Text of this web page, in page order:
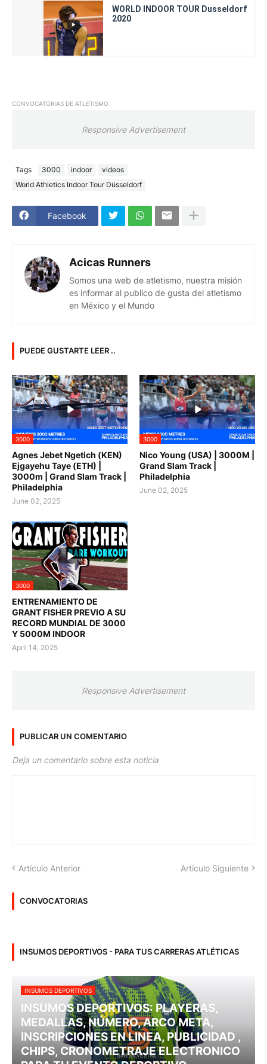
WORLD INDOOR TOUR Dusseldorf
2020
CONVOCATORIAS DE ATLETISMO
Responsive Advertisement
Tags 3000 indoor
videos
World Athletics Indoor Tour Düsseldorf
Facebook
Acicas Runners
Somos una web de atletismo, nuestra misión
es informar al publico de gusta del atletismo
en México y el Mundo
PUEDE GUSTARTE LEER ..
3000
Agnes Jebet Ngetich (KEN)
Ejgayehu Taye (ETH) |
3000m | Grand Slam Track |
Philadelphia
June 02, 2025
3000
Nico Young (USA) | 3000M |
Grand Slam Track |
Philadelphia
June 02, 2025
3000
ENTRENAMIENTO DE
GRANT FISHER PREVIO A SU
RECORD MUNDIAL DE 3000
Y 5000M INDOOR
April 14, 2025
Responsive Advertisement
PUBLICAR UN COMENTARIO
Deja un comentario sobre esta noticia
Artículo Anterior Artículo Siguiente
CONVOCATORIAS
INSUMOS DEPORTIVOS - PARA TUS CARRERAS ATLÉTICAS
INSUMOS DEPORTIVOS
INSUMOS DEPORTIVOS: PLAYERAS,
MEDALLAS, NÚMERO, ARCO META,
INSCRIPCIONES EN LINEA, PUBLICIDAD ,
CHIPS, CRONOMETRAJE ELECTRONICO